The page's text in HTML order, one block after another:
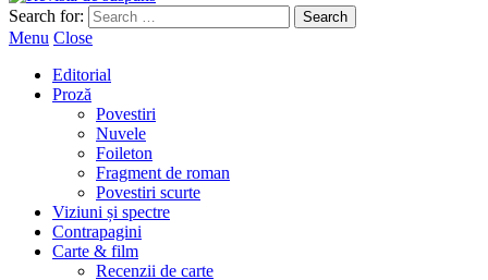
Search for:
Menu Close
Editorial
Proză
Povestiri
Nuvele
Foileton
Fragment de roman
Povestiri scurte
Viziuni și spectre
Contrapagini
Carte & film
Recenzii de carte